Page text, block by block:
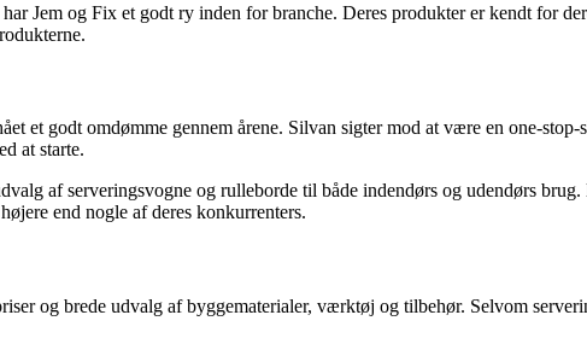
Jem og Fix et godt ry inden for branche. Deres produkter er kendt for
et godt omdømme gennem årene. Silvan sigter mod at være en one-
at starte.
af serveringsvogne og rulleborde til både indendørs og udendørs
end nogle af deres konkurrenters.
og brede udvalg af byggematerialer, værktøj og tilbehør. Selvom